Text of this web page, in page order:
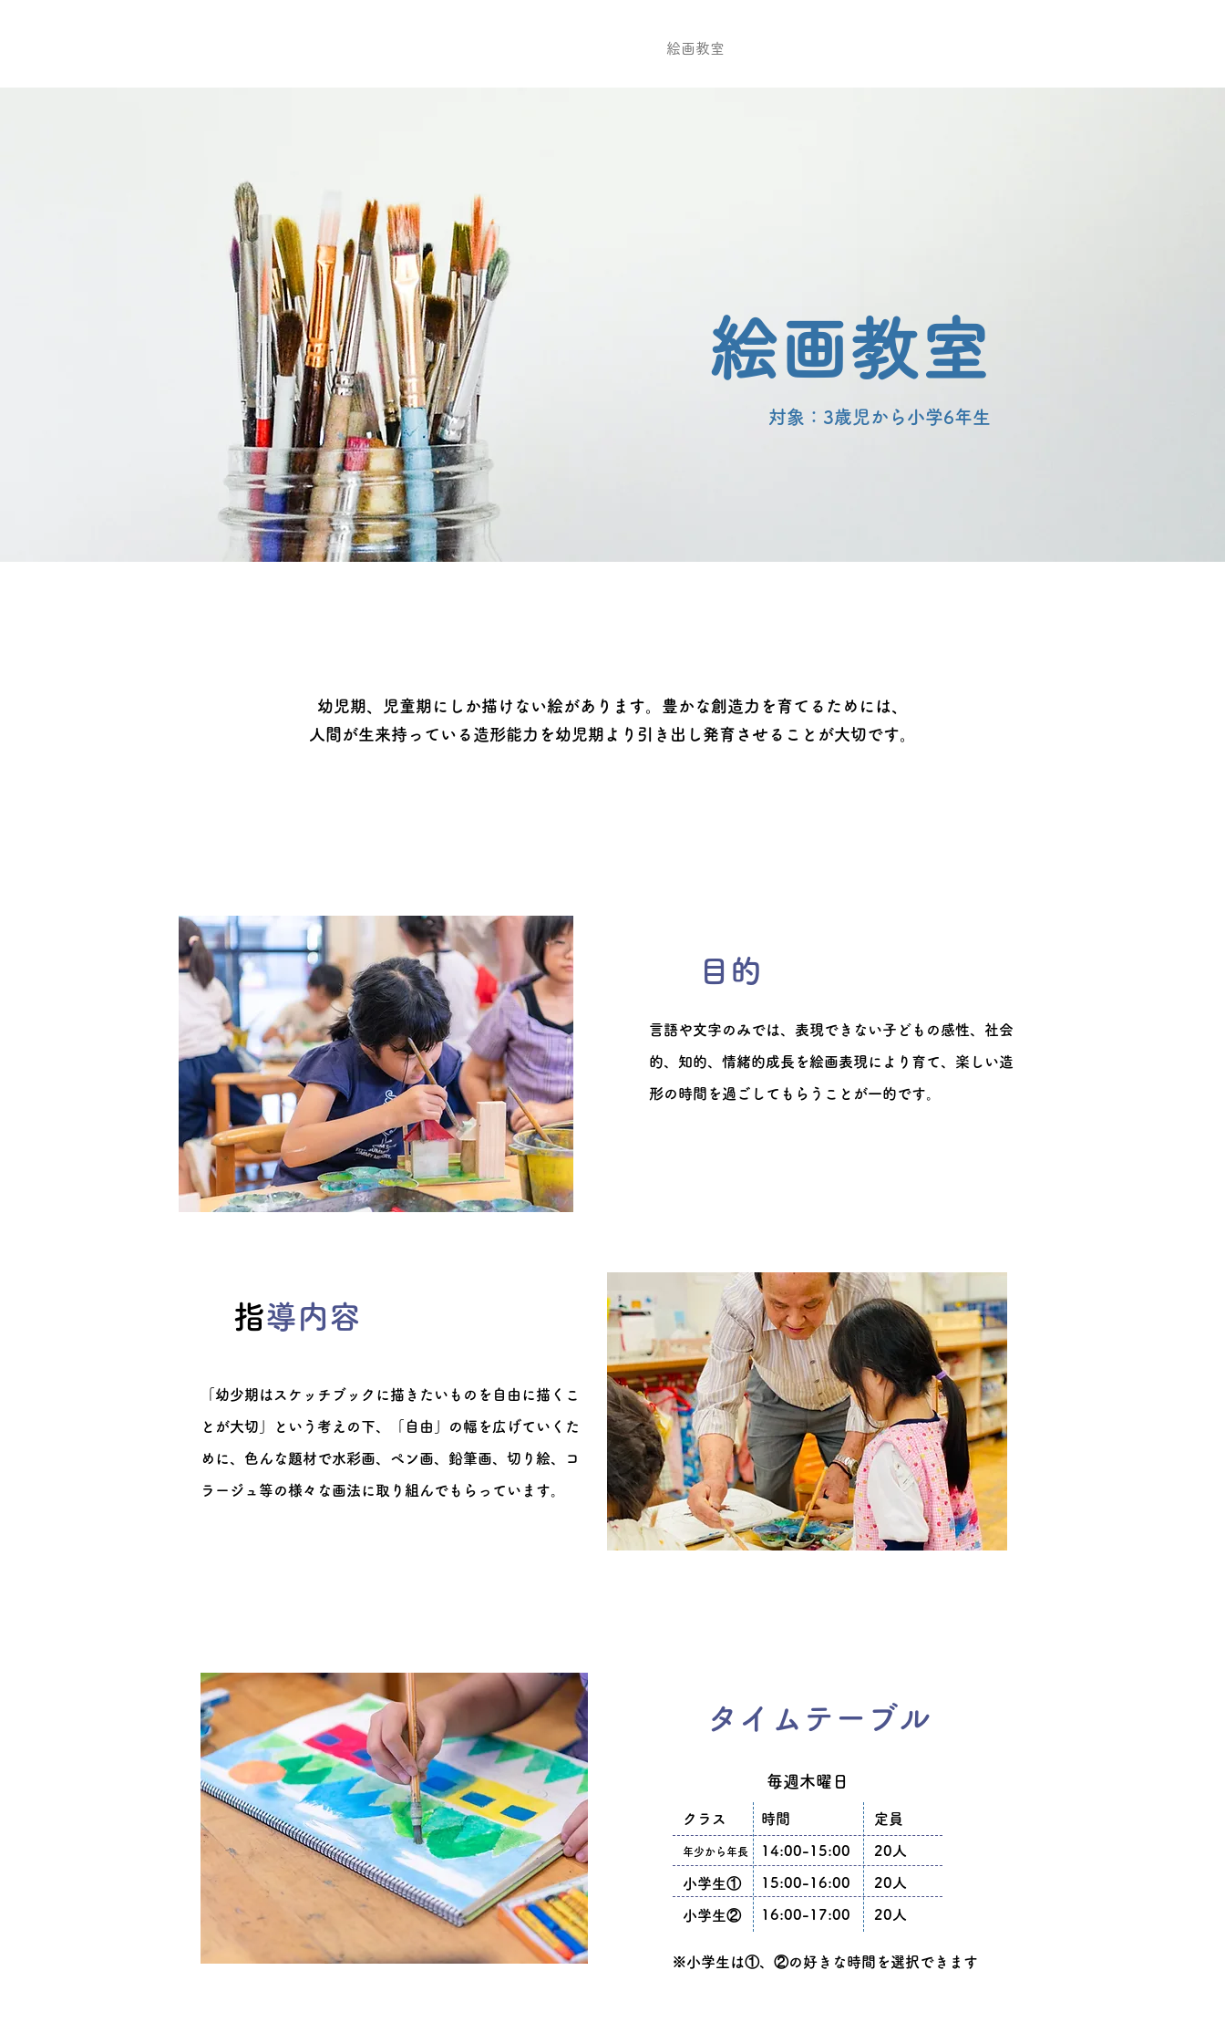
絵画教室
​絵画教室
対象：3歳児から小学6年生​
幼児期、児童期にしか描けない絵があります。豊かな創造力を育てるためには、
人間が生来持っている造形能力を幼児期より引き出し発育させることが大切です。
目的
言語や文字のみでは、表現できない子どもの感性、社会
的、知的、情緒的成長を絵画表現により育て、楽しい造
形の時間を過ごしてもらうことが一的です。
​指導内容
「幼少期はスケッチブックに描きたいものを自由に描くこ
とが大切」という考えの下、「自由」の幅を広げていくた
めに、色んな題材で水彩画、ペン画、鉛筆画、切り絵、コ
ラージュ等の様々な画法に取り組んでもらっています。
タイムテーブル
毎週木曜日
クラス
年少から年長
小学生①
​小学生②
時間
14:00-15:00
15:00-16:00
16:00-17:00
定員
20人
20人
​20人
※小学生は①、②の好きな時間を選択できます